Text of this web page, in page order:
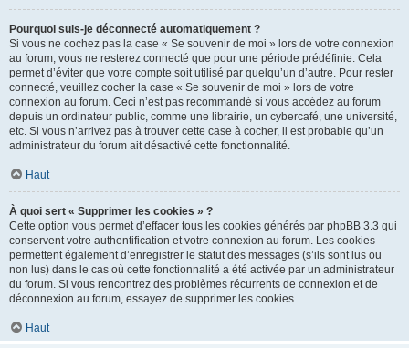
Pourquoi suis-je déconnecté automatiquement ?
Si vous ne cochez pas la case « Se souvenir de moi » lors de votre connexion
au forum, vous ne resterez connecté que pour une période prédéfinie. Cela
permet d’éviter que votre compte soit utilisé par quelqu’un d’autre. Pour rester
connecté, veuillez cocher la case « Se souvenir de moi » lors de votre
connexion au forum. Ceci n’est pas recommandé si vous accédez au forum
depuis un ordinateur public, comme une librairie, un cybercafé, une université,
etc. Si vous n’arrivez pas à trouver cette case à cocher, il est probable qu’un
administrateur du forum ait désactivé cette fonctionnalité.
Haut
À quoi sert « Supprimer les cookies » ?
Cette option vous permet d’effacer tous les cookies générés par phpBB 3.3 qui
conservent votre authentification et votre connexion au forum. Les cookies
permettent également d’enregistrer le statut des messages (s’ils sont lus ou
non lus) dans le cas où cette fonctionnalité a été activée par un administrateur
du forum. Si vous rencontrez des problèmes récurrents de connexion et de
déconnexion au forum, essayez de supprimer les cookies.
Haut